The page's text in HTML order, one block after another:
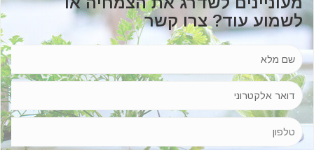
לשמוע עוד? צרו קשר